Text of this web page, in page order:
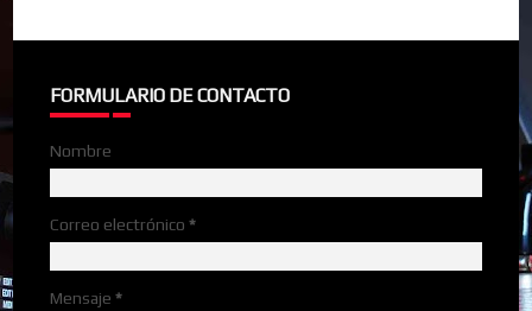
FORMULARIO DE CONTACTO
Nombre
Correo electrónico*
Mensaje*